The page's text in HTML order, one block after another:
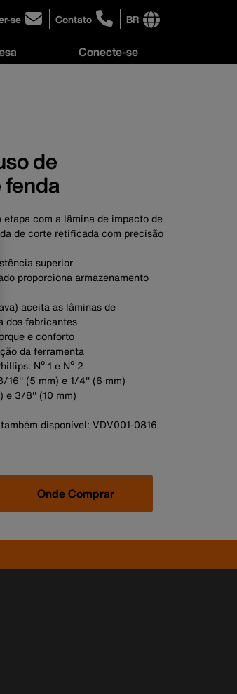
se Contato
click
to
BR
International
site
Conecte-se
de
com a lâmina de impacto de
de corte retificada com precisão
superior
proporciona armazenamento
aceita as lâminas de
dos fabricantes
e conforto
da ferramenta
Nº 1 e Nº 2
16'' (5 mm) e 1/4'' (6 mm)
e 3/8'' (10 mm)
disponível: VDV001-0816
Onde Comprar